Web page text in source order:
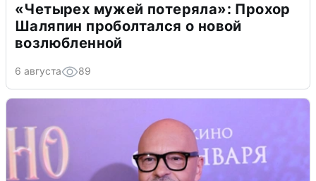
«Четырех мужей потеряла»: Прохор
Шаляпин проболтался о новой
возлюбленной
6 августа 89